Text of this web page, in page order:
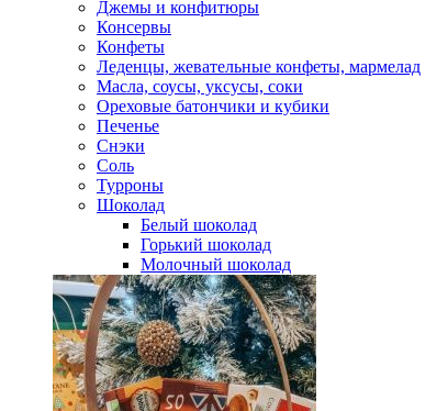
Джемы и конфитюры
Консервы
Конфеты
Леденцы, жевательные конфеты, мармелад
Масла, соусы, уксусы, соки
Ореховые батончики и кубики
Печенье
Снэки
Соль
Турроны
Шоколад
Белый шоколад
Горький шоколад
Молочный шоколад